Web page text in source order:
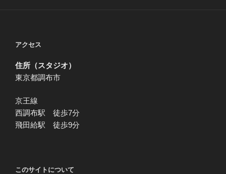
アクセス
住所（スタジオ）
東京都調布市
京王線
西調布駅 徒歩7分
飛田給駅 徒歩9分
このサイトについて